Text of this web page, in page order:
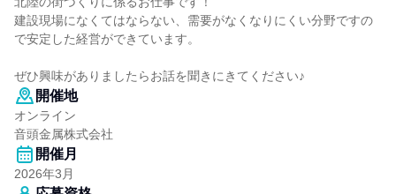
建設現場になくてはならない、需要がなくなりにくい分野ですの
で安定した経営ができています。
ぜひ興味がありましたらお話を聞きにきてください♪
開催地
オンライン
音頭金属株式会社
開催月
2026年3月